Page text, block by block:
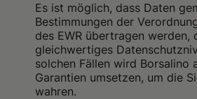
Es ist möglich, dass Daten
Bestimmungen der
des EWR übertragen werden,
gleichwertiges
solchen Fällen wird Borsalino
Garantien umsetzen, um die
wahren.